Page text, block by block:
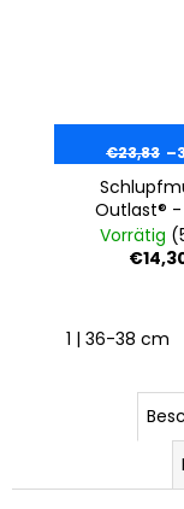
€23,83
Outlast® -
Vorrätig
1 | 36-38 cm